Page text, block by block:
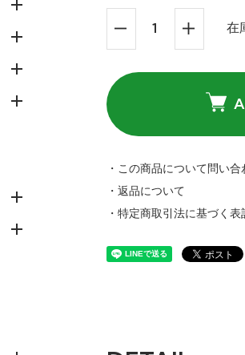
在
・この商品について問い合
・返品について
・特定商取引法に基づく表